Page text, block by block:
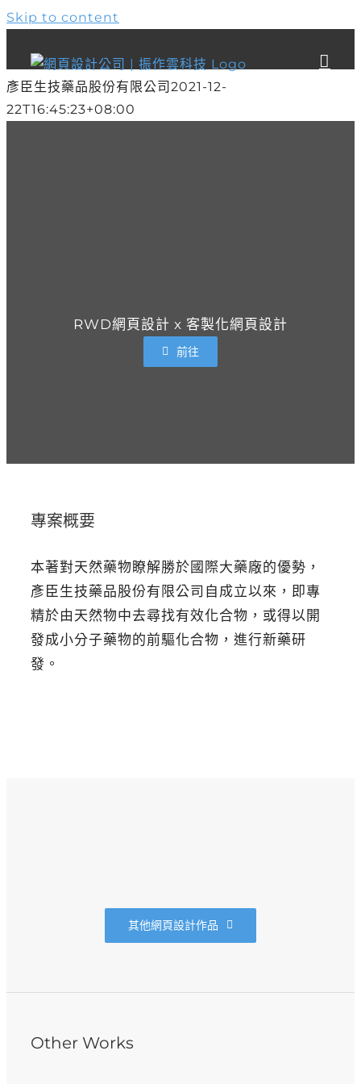
Skip to content
彥臣生技藥品股份有限公司 2021-12-
22T16:45:23+08:00
RWD網頁設計 x 客製化網頁設計
前往
專案概要
本著對天然藥物瞭解勝於國際大藥廠的優勢，
彥臣生技藥品股份有限公司自成立以來，即專
精於由天然物中去尋找有效化合物，或得以開
發成小分子藥物的前驅化合物，進行新藥研
發。
其他網頁設計作品
Other Works